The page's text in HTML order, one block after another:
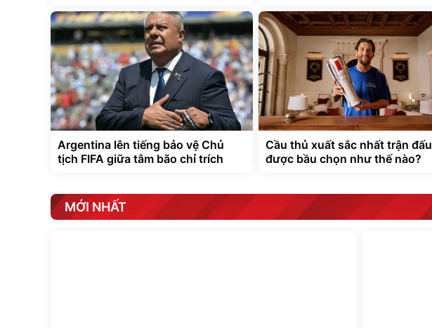
Argentina lên tiếng bảo vệ Chủ
tịch FIFA giữa tâm bão chỉ trích
Cầu thủ xuất sắc nhất trận đấu
được bầu chọn như thế nào?
MỚI NHẤT